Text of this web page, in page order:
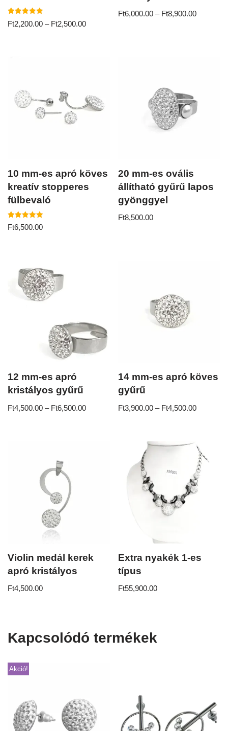
Értékelés:
5.00
Ft2,200.00 – Ft2,500.00
Ft6,000.00 – Ft8,900.00
10 mm-es apró köves
kreatív stopperes
fülbevaló
Értékelés:
5.00
Ft6,500.00
20 mm-es ovális
állítható gyűrű lapos
gyönggyel
Ft8,500.00
12 mm-es apró
kristályos gyűrű
Ft4,500.00 – Ft6,500.00
14 mm-es apró köves
gyűrű
Ft3,900.00 – Ft4,500.00
Violin medál kerek
apró kristályos
Ft4,500.00
Extra nyakék 1-es
típus
Ft55,900.00
Kapcsolódó termékek
Akció!